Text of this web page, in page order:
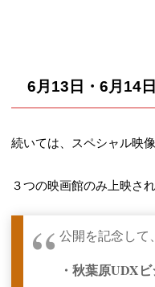
6月13日・6月14
続いては、スペシャル映
３つの映画館のみ上映さ
公開を記念して
・秋葉原UDX